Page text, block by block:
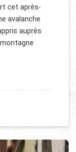
cet après-
avalanche
auprès